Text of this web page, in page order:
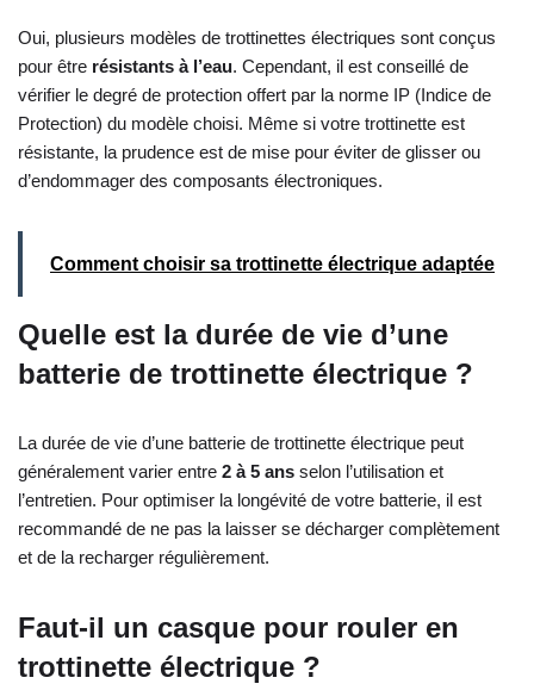
Oui, plusieurs modèles de trottinettes électriques sont conçus
pour être résistants à l’eau. Cependant, il est conseillé de
vérifier le degré de protection offert par la norme IP (Indice de
Protection) du modèle choisi. Même si votre trottinette est
résistante, la prudence est de mise pour éviter de glisser ou
d’endommager des composants électroniques.
Comment choisir sa trottinette électrique adaptée
Quelle est la durée de vie d’une
batterie de trottinette électrique ?
La durée de vie d’une batterie de trottinette électrique peut
généralement varier entre 2 à 5 ans selon l’utilisation et
l’entretien. Pour optimiser la longévité de votre batterie, il est
recommandé de ne pas la laisser se décharger complètement
et de la recharger régulièrement.
Faut-il un casque pour rouler en
trottinette électrique ?